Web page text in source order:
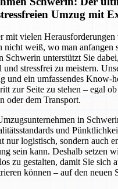
Umzug mit
mit vielen Herausforderungen
nicht weiß, wo man anfangen
Schwerin unterstützt Sie
und stressfrei zu meistern.
und ein umfassendes Know-
zur Seite zu stehen – egal
oder dem Transport.
in
und
nur logistisch, sondern auch
sein kann. Deshalb setzen
zu gestalten, damit Sie sich
können – auf den neuen